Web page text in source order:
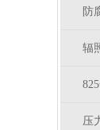
防
压